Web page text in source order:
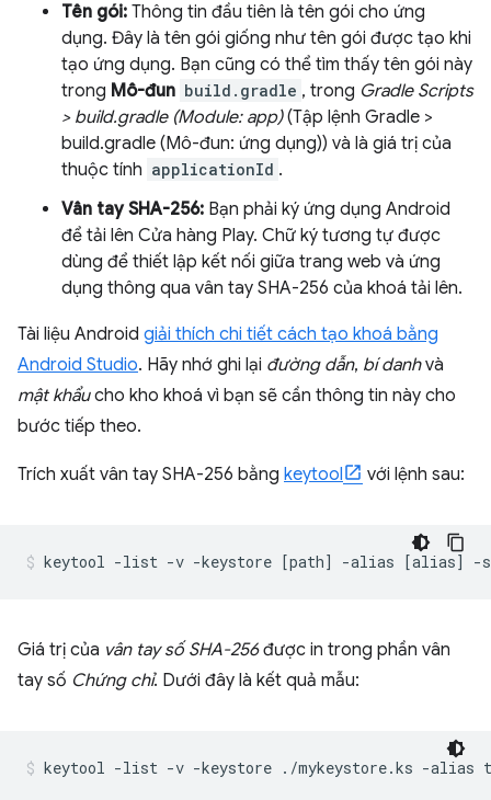
Tên gói: Thông tin đầu tiên là tên gói cho ứng
dụng. Đây là tên gói giống như tên gói được tạo khi
tạo ứng dụng. Bạn cũng có thể tìm thấy tên gói này
trong Mô-đun build.gradle , trong Gradle Scripts
> build.gradle (Module: app)(Tập lệnh Gradle >
build.gradle (Mô-đun: ứng dụng)) và là giá trị của
thuộc tính applicationId .
Vân tay SHA-256: Bạn phải ký ứng dụng Android
để tải lên Cửa hàng Play. Chữ ký tương tự được
dùng để thiết lập kết nối giữa trang web và ứng
dụng thông qua vân tay SHA-256 của khoá tải lên.
Tài liệu Android giải thích chi tiết cách tạo khoá bằng
Android Studio. Hãy nhớ ghi lại đường dẫn, bí danhvà
mật khẩucho kho khoá vì bạn sẽ cần thông tin này cho
bước tiếp theo.
Trích xuất vân tay SHA-256 bằng keytool với lệnh sau:
Giá trị của vân tay số SHA-256được in trong phần vân
tay số Chứng chỉ. Dưới đây là kết quả mẫu:
keytool -list -v -keystore ./mykeystore.ks -alias